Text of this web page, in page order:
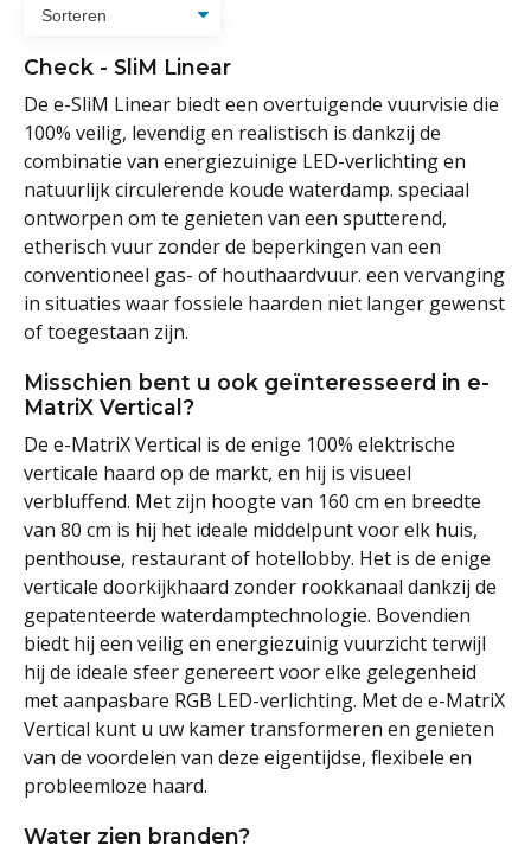
Check - SliM Linear
De e-SliM Linear biedt een overtuigende vuurvisie die
100% veilig, levendig en realistisch is dankzij de
combinatie van energiezuinige LED-verlichting en
natuurlijk circulerende koude waterdamp. speciaal
ontworpen om te genieten van een sputterend,
etherisch vuur zonder de beperkingen van een
conventioneel gas- of houthaardvuur. een vervanging
in situaties waar fossiele haarden niet langer gewenst
of toegestaan zijn.
Misschien bent u ook geïnteresseerd in e-
MatriX Vertical?
De e-MatriX Vertical is de enige 100% elektrische
verticale haard op de markt, en hij is visueel
verbluffend. Met zijn hoogte van 160 cm en breedte
van 80 cm is hij het ideale middelpunt voor elk huis,
penthouse, restaurant of hotellobby. Het is de enige
verticale doorkijkhaard zonder rookkanaal dankzij de
gepatenteerde waterdamptechnologie. Bovendien
biedt hij een veilig en energiezuinig vuurzicht terwijl
hij de ideale sfeer genereert voor elke gelegenheid
met aanpasbare RGB LED-verlichting. Met de e-MatriX
Vertical kunt u uw kamer transformeren en genieten
van de voordelen van deze eigentijdse, flexibele en
probleemloze haard.
Water zien branden?